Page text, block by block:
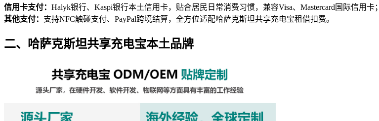
信用卡支付： Halyk银行、Kaspi银行本土信用卡，贴合居民日常消费习惯，兼容Visa、Mastercard国际信用卡；
其他支付： 支持NFC触碰支付、PayPal跨境结算，全方位适配哈萨克斯坦共享充电宝租借扣费。
二、哈萨克斯坦共享充电宝本土品牌